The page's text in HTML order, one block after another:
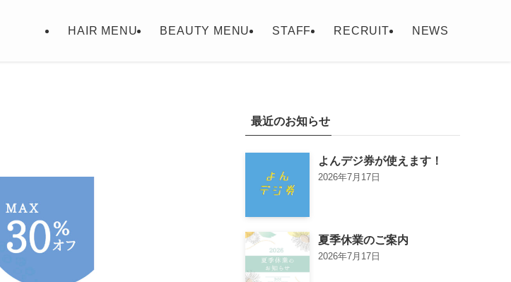
HAIR MENU BEAUTY MENU STAFF RECRUIT NEWS
最近のお知らせ
よんデジ券が使えます！
2026年7月17日
夏季休業のご案内
2026年7月17日